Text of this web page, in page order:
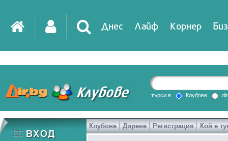
Днес Лайф Корнер
DirTV Impressio
Games
търси в Клубове
Клубове Дирене Регистрация Кой е